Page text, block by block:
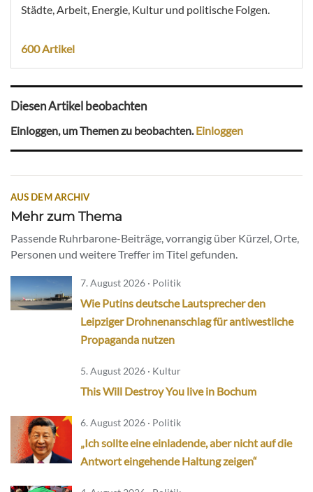
Städte, Arbeit, Energie, Kultur und politische Folgen.
600 Artikel
Diesen Artikel beobachten
Einloggen, um Themen zu beobachten.Einloggen
AUS DEM ARCHIV
Mehr zum Thema
Passende Ruhrbarone-Beiträge, vorrangig über Kürzel, Orte,
Personen und weitere Treffer im Titel gefunden.
7. August 2026 · Politik
Wie Putins deutsche Lautsprecher den
Leipziger Drohnenanschlag für antiwestliche
Propaganda nutzen
5. August 2026 · Kultur
This Will Destroy You live in Bochum
6. August 2026 · Politik
„Ich sollte eine einladende, aber nicht auf die
Antwort eingehende Haltung zeigen“